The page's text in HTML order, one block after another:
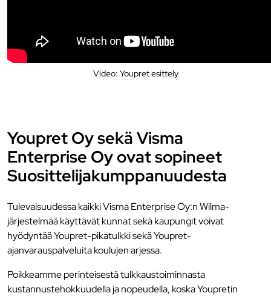
Video: Youpret esittely
Youpret Oy sekä Visma
Enterprise Oy ovat sopineet
Suosittelijakumppanuudesta
Tulevaisuudessa kaikki Visma Enterprise Oy:n Wilma-
järjestelmää käyttävät kunnat sekä kaupungit voivat
hyödyntää Youpret-pikatulkki sekä Youpret-
ajanvarauspalveluita koulujen arjessa.
Poikkeamme perinteisestä tulkkaustoiminnasta
kustannustehokkuudella ja nopeudella, koska Youpretin